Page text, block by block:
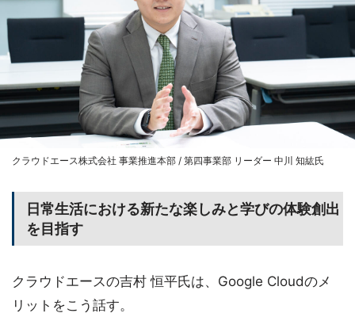
クラウドエース株式会社 事業推進本部 / 第四事業部 リーダー 中川 知紘氏
日常生活における新たな楽しみと学びの体験創出
を目指す
クラウドエースの吉村 恒平氏は、Google Cloudのメ
リットをこう話す。